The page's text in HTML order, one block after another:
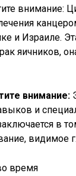
внимание:
и Израиле.
яичников,
внимание:
и
в
видимое
время